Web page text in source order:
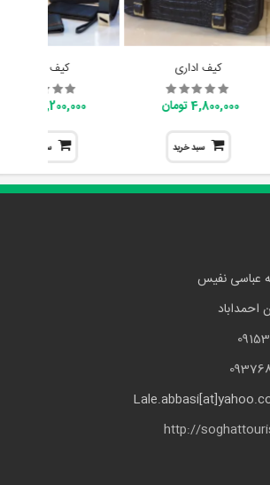
کیف اداری
4,800,000 تومان
سبد خرید
کیف اداری
7,200,000 تومان
سبد خرید
عباسی نفیس
احمداباد
http://